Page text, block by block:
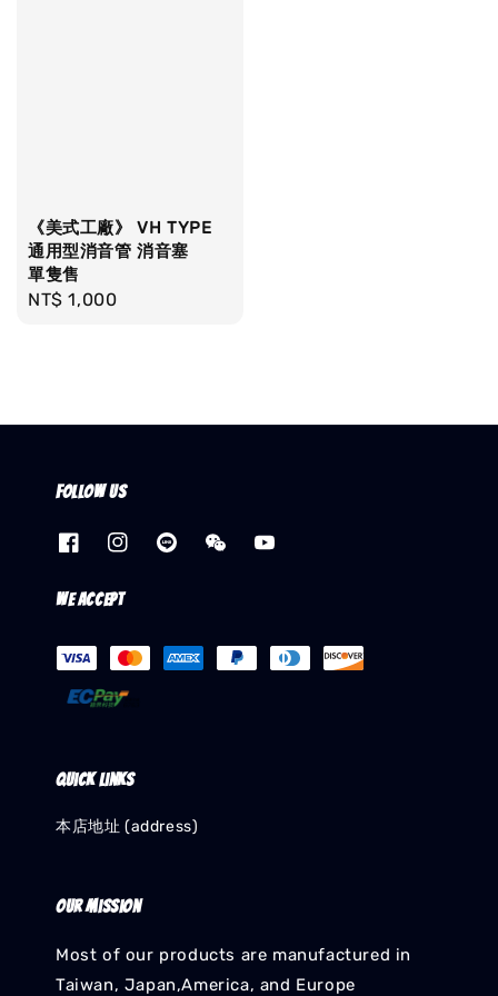
《美式工廠》 VH TYPE
通用型消音管 消音塞
單隻售
Regular
NT$ 1,000
Follow us
We accept
Quick links
本店地址 (address)
Our mission
Most of our products are manufactured in
Taiwan, Japan,America, and Europe